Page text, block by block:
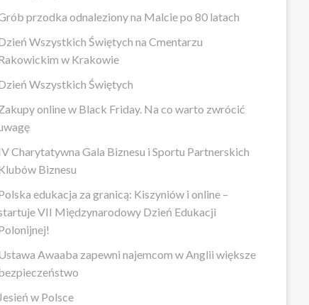
przodka odnaleziony na Malcie po 80 latach
Wszystkich Świętych na Cmentarzu
w Krakowie
Wszystkich Świętych
online w Black Friday. Na co warto zwrócić
Charytatywna Gala Biznesu i Sportu Partnerskich
Biznesu
edukacja za granicą: Kiszyniów i online –
VII Międzynarodowy Dzień Edukacji
Awaaba zapewni najemcom w Anglii większe
Jesień w Polsce